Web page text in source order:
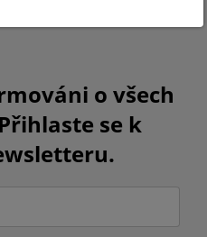
o všech
se k